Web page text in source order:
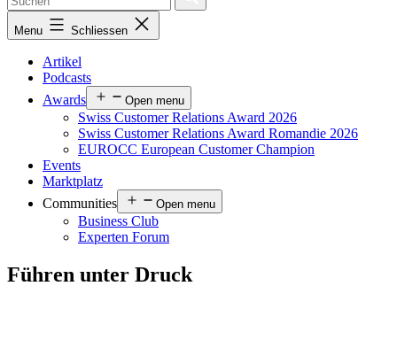
Menu Schliessen
Artikel
Podcasts
Awards
Open menu
Swiss Customer Relations Award 2026
Swiss Customer Relations Award Romandie 2026
EUROCC European Customer Champion
Events
Marktplatz
Communities
Open menu
Business Club
Experten Forum
Führen unter Druck